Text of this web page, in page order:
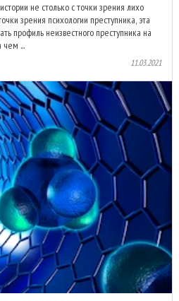
не столько с точки зрения лихо
зрения психологии преступника, эта
профиль неизвестного преступника на
чем ...
11.03.2021